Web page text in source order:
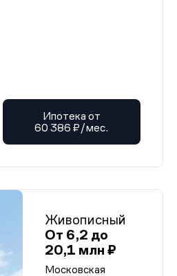
Ипотека от
60 386 ₽/мес.
Живописный
От 6,2 до
20,1 млн ₽
Московская